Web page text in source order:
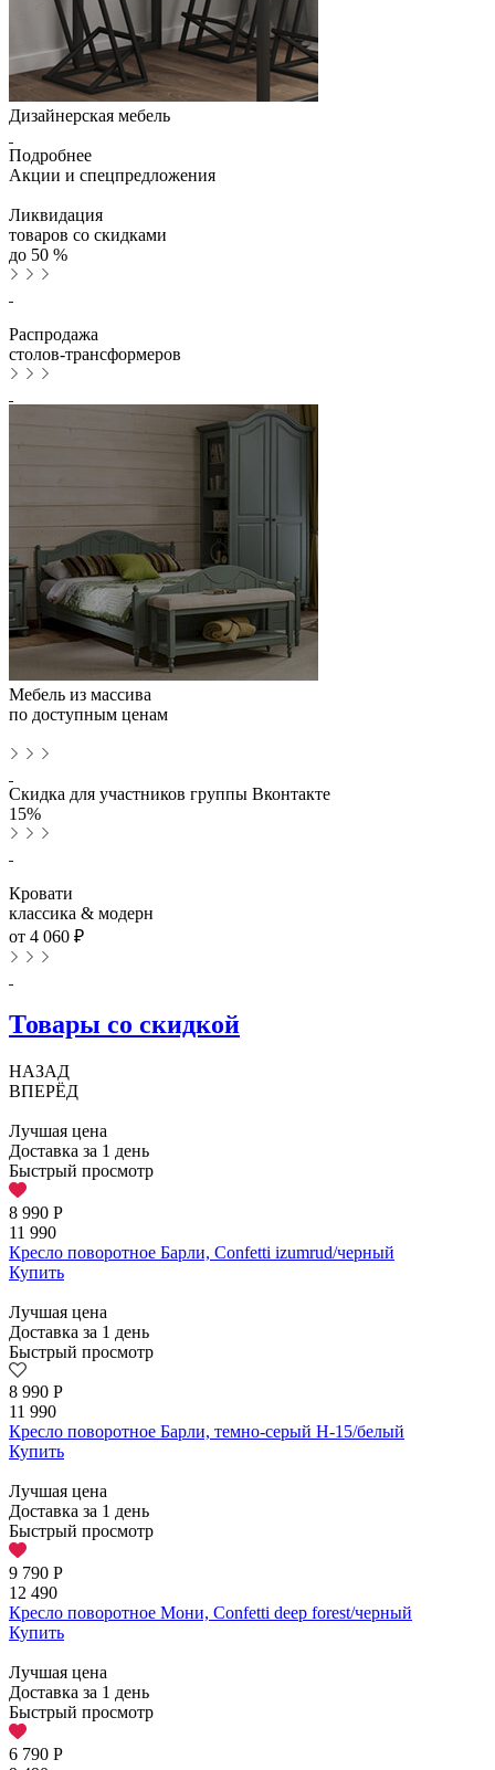
Дизайнерская мебель
Подробнее
Акции и спецпредложения
Ликвидация
товаров со скидками
до 50 %
Распродажа
столов-трансформеров
Мебель из массива
по доступным ценам
Скидка для участников группы Вконтакте
15%
Кровати
классика & модерн
от 4 060 ₽
Товары со скидкой
НАЗАД
ВПЕРЁД
Лучшая цена
Доставка за 1 день
Быстрый просмотр
8 990 Р
11 990
Кресло поворотное Барли, Confetti izumrud/черный
Купить
Лучшая цена
Доставка за 1 день
Быстрый просмотр
8 990 Р
11 990
Кресло поворотное Барли, темно-серый H-15/белый
Купить
Лучшая цена
Доставка за 1 день
Быстрый просмотр
9 790 Р
12 490
Кресло поворотное Мони, Confetti deep forest/черный
Купить
Лучшая цена
Доставка за 1 день
Быстрый просмотр
6 790 Р